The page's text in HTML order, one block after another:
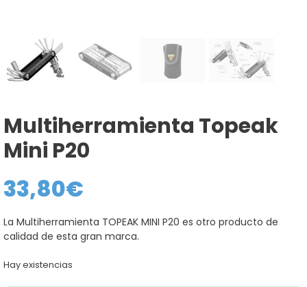
Multiherramienta Topeak
Mini P20
33,80€
La Multiherramienta TOPEAK MINI P20 es otro producto de
calidad de esta gran marca.
Hay existencias